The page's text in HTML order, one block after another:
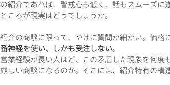
の紹介であれば、警戒心も低く、話もスムーズに
ところが現実はどうでしょうか。
紹介の商談に限って、やけに質問が細かい。価格
番神経を使い、しかも受注しない。
営業経験が長い人ほど、この矛盾した現象を何
厳しい商談になるのか。そこには、紹介特有の構